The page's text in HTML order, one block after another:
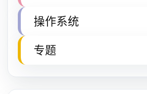
操作系统
专题